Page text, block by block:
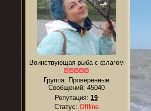
Воинствующая рыба с флагом
Группа: Проверенные
Сообщений: 45040
Репутация: 19
Статус: Offline